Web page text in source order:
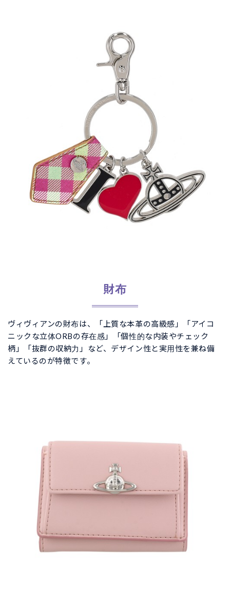
財布
ヴィヴィアンの財布は、「上質な本革の高級感」「アイコ
ニックな立体ORBの存在感」「個性的な内装やチェック
柄」「抜群の収納力」など、デザイン性と実用性を兼ね備
えているのが特徴です。